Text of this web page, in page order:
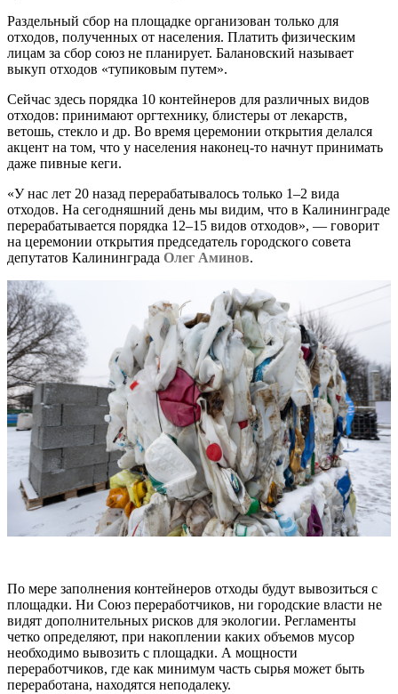
Раздельный сбор на площадке организован только для
отходов, полученных от населения. Платить физическим
лицам за сбор союз не планирует. Балановский называет
выкуп отходов «тупиковым путем».
Сейчас здесь порядка 10 контейнеров для различных видов
отходов: принимают оргтехнику, блистеры от лекарств,
ветошь, стекло и др. Во время церемонии открытия делался
акцент на том, что у населения наконец-то начнут принимать
даже пивные кеги.
«У нас лет 20 назад перерабатывалось только 1–2 вида
отходов. На сегодняшний день мы видим, что в Калининграде
перерабатывается порядка 12–15 видов отходов», — говорит
на церемонии открытия председатель городского совета
депутатов Калининграда Олег Аминов.
По мере заполнения контейнеров отходы будут вывозиться с
площадки. Ни Союз переработчиков, ни городские власти не
видят дополнительных рисков для экологии. Регламенты
четко определяют, при накоплении каких объемов мусор
необходимо вывозить с площадки. А мощности
переработчиков, где как минимум часть сырья может быть
переработана, находятся неподалеку.